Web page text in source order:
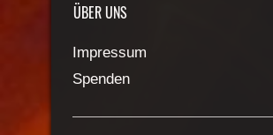
ÜBER UNS
Impressum
Spenden